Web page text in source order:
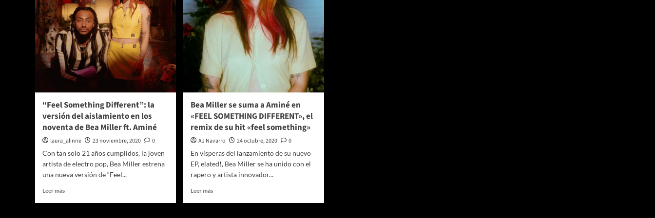
“Feel Something Different”: la
versión del aislamiento en los
noventa de Bea Miller ft. Aminé
laura_alinne 23 noviembre, 2020
0
Con tan solo 21 años cumplidos, la joven
artista de electro pop, Bea Miller estrena
una nueva versión de “Feel...
Leer másLeer
Bea Miller se suma a Aminé en
«FEEL SOMETHING DIFFERENT», el
remix de su hit «feel something»
AJ Navarro 24 octubre, 2020
0
En vísperas del lanzamiento de su nuevo
EP, elated!, Bea Miller se ha unido con el
rapero y artista innovador...
Leer másLeer